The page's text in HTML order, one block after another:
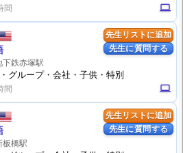
computer
先生リストに追加
先生に質問する
computer
下鉄赤塚駅
・グループ・会社・子供・特別
先生リストに追加
先生に質問する
板橋駅